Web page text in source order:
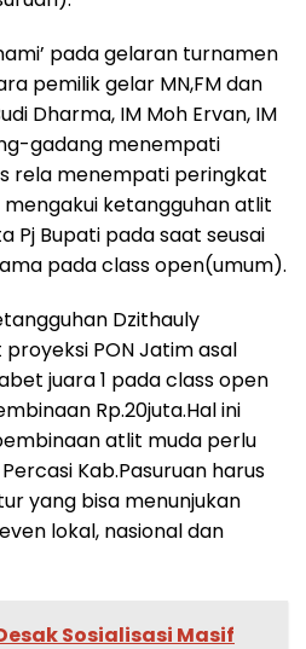
pada gelaran turnamen
pemilik gelar MN,FM dan
Dharma, IM Moh Ervan, IM
gadang menempati
rela menempati peringkat
mengakui ketangguhan atlit
Pj Bupati pada saat seusai
pada class open(umum).
Dzithauly
PON Jatim asal
juara 1 pada class open
Rp.20juta.Hal ini
atlit muda perlu
Kab.Pasuruan harus
yang bisa menunjukan
lokal, nasional dan
Sosialisasi Masif